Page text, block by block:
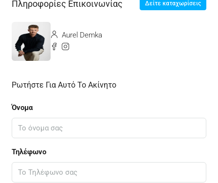
Πληροφορίες Επικοινωνίας Δείτε καταχωρίσεις
Aurel Demka
Ρωτήστε Για Αυτό Το Ακίνητο
Όνομα
Τηλέφωνο